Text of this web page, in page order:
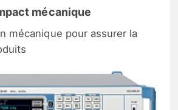
mécanique
mécanique pour assurer la